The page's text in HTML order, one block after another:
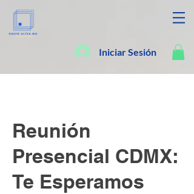
Iniciar Sesión
Reunión
Presencial CDMX:
Te Esperamos